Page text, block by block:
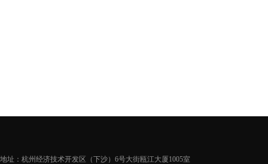
地址：杭州经济技术开发区（下沙）6号大街瓯江大厦1005室